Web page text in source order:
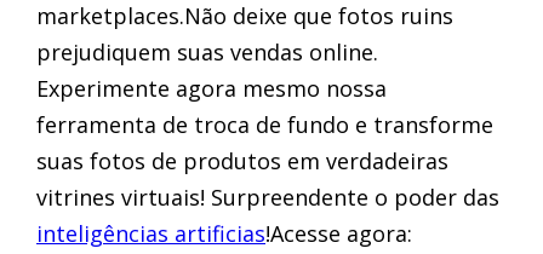
marketplaces.Não deixe que fotos ruins
prejudiquem suas vendas online.
Experimente agora mesmo nossa
ferramenta de troca de fundo e transforme
suas fotos de produtos em verdadeiras
vitrines virtuais! Surpreendente o poder das
inteligências artificias!Acesse agora: